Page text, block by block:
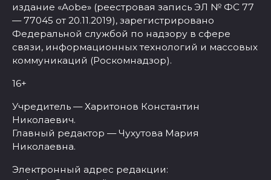
издание «Aobe» (реестровая запись ЭЛ № ФС 77
— 77045 от 20.11.2019), зарегистрировано
Федеральной службой по надзору в сфере
связи, информационных технологий и массовых
коммуникаций (Роскомнадзор).
16+
Учредитель — Харитонов Константин
Николаевич.
Главный редактор — Чухутова Мария
Николаевна.
Электронный адрес редакции: